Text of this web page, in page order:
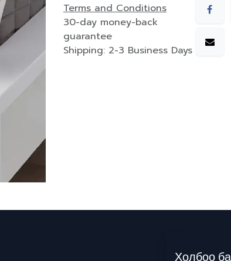
Terms and Conditions
30-day money-back
guarantee
Shipping: 2-3 Business Days
Холбоо